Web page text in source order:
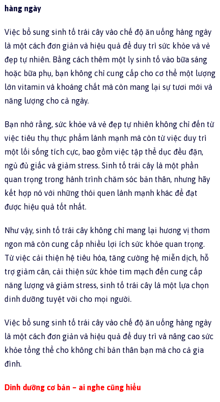
hàng ngày
Việc bổ sung sinh tố trái cây vào chế độ ăn uống hàng ngày
là một cách đơn giản và hiệu quả để duy trì sức khỏe và vẻ
đẹp tự nhiên. Bằng cách thêm một ly sinh tố vào bữa sáng
hoặc bữa phụ, bạn không chỉ cung cấp cho cơ thể một lượng
lớn vitamin và khoáng chất mà còn mang lại sự tươi mới và
năng lượng cho cả ngày.
Bạn nhớ rằng, sức khỏe và vẻ đẹp tự nhiên không chỉ đến từ
việc tiêu thụ thực phẩm lành mạnh mà còn từ việc duy trì
một lối sống tích cực, bao gồm việc tập thể dục đều đặn,
ngủ đủ giấc và giảm stress. Sinh tố trái cây là một phần
quan trọng trong hành trình chăm sóc bản thân, nhưng hãy
kết hợp nó với những thói quen lành mạnh khác để đạt
được hiệu quả tốt nhất.
Như vậy, sinh tố trái cây không chỉ mang lại hương vị thơm
ngon mà còn cung cấp nhiều lợi ích sức khỏe quan trọng.
Từ việc cải thiện hệ tiêu hóa, tăng cường hệ miễn dịch, hỗ
trợ giảm cân, cải thiện sức khỏe tim mạch đến cung cấp
năng lượng và giảm stress, sinh tố trái cây là một lựa chọn
dinh dưỡng tuyệt vời cho mọi người.
Việc bổ sung sinh tố trái cây vào chế độ ăn uống hàng ngày
là một cách đơn giản và hiệu quả để duy trì và nâng cao sức
khỏe tổng thể cho không chỉ bản thân bạn mà cho cả gia
đình.
Dinh dưỡng cơ bản – ai nghe cũng hiểu